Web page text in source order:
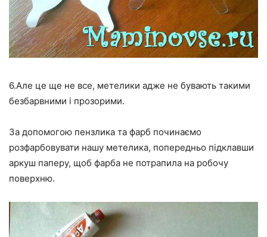
6.Але це ще не все, метелики адже не бувають такими
безбарвними і прозорими.
За допомогою пензлика та фарб починаємо
розфарбовувати нашу метелика, попередньо підклавши
аркуш паперу, щоб фарба не потрапила на робочу
поверхню.